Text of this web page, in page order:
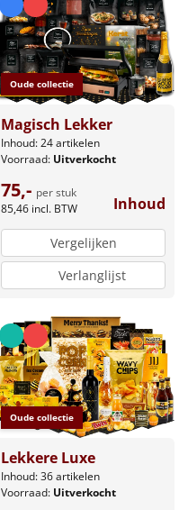
Oude collectie
Magisch Lekker
Inhoud: 24 artikelen
Voorraad: Uitverkocht
75,- per stuk
85,46 incl. BTW Inhoud
Vergelijken
Verlanglijst
Oude collectie
Lekkere Luxe
Inhoud: 36 artikelen
Voorraad: Uitverkocht